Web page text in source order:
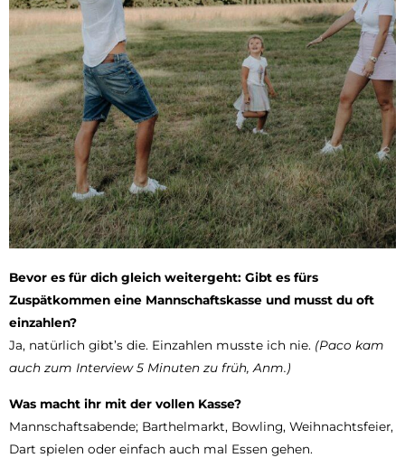
Bevor es für dich gleich weitergeht: Gibt es fürs
Zuspätkommen eine Mannschaftskasse und musst du oft
einzahlen?
Ja, natürlich gibt’s die. Einzahlen musste ich nie. (Paco kam
auch zum Interview 5 Minuten zu früh, Anm.)
Was macht ihr mit der vollen Kasse?
Mannschaftsabende; Barthelmarkt, Bowling, Weihnachtsfeier,
Dart spielen oder einfach auch mal Essen gehen.